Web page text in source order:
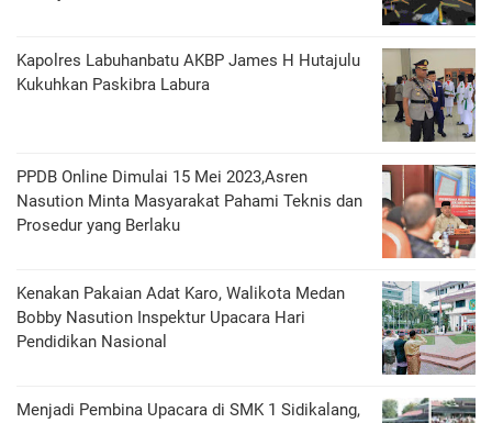
Kapolres Labuhanbatu AKBP James H Hutajulu
Kukuhkan Paskibra Labura
PPDB Online Dimulai 15 Mei 2023,Asren
Nasution Minta Masyarakat Pahami Teknis dan
Prosedur yang Berlaku
Kenakan Pakaian Adat Karo, Walikota Medan
Bobby Nasution Inspektur Upacara Hari
Pendidikan Nasional
Menjadi Pembina Upacara di SMK 1 Sidikalang,